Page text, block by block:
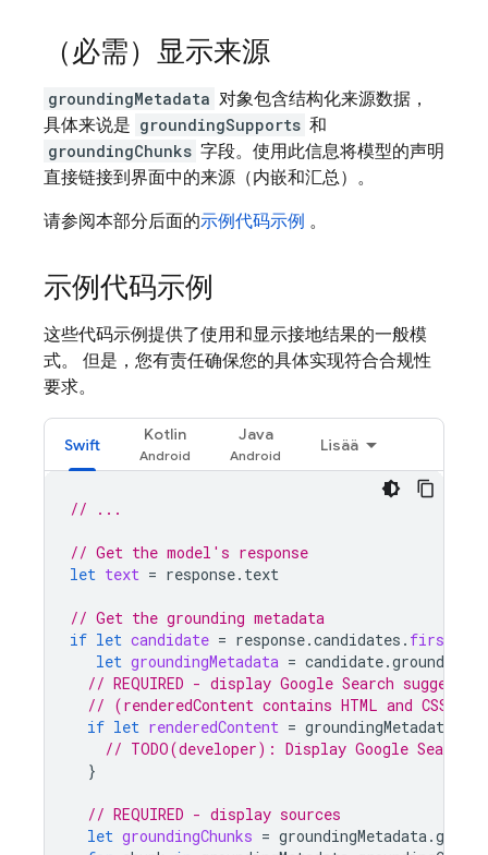
（必需）显示来源
groundingMetadata 对象包含结构化来源数据，
具体来说是 groundingSupports 和
groundingChunks 字段。使用此信息将模型的声明
直接链接到界面中的来源（内嵌和汇总）。
请参阅本部分后面的示例代码示例 。
示例代码示例
这些代码示例提供了使用和显示接地结果的一般模
式。 但是，您有责任确保您的具体实现符合合规性
要求。
Swift
Kotlin Java
Lisää
// ...
// Get the model's response
let text = response. text
// Get the grounding metadata
if let candidate = response.candidates . first
let groundingMetadata = candidate.
// REQUIRED - display Google Search
// (renderedContent contains HTML and CSS
if let renderedContent = groundingMetadata
// TODO(developer): Display Google Search
}
// REQUIRED - display sources
let groundingChunks = groundingMetadata.